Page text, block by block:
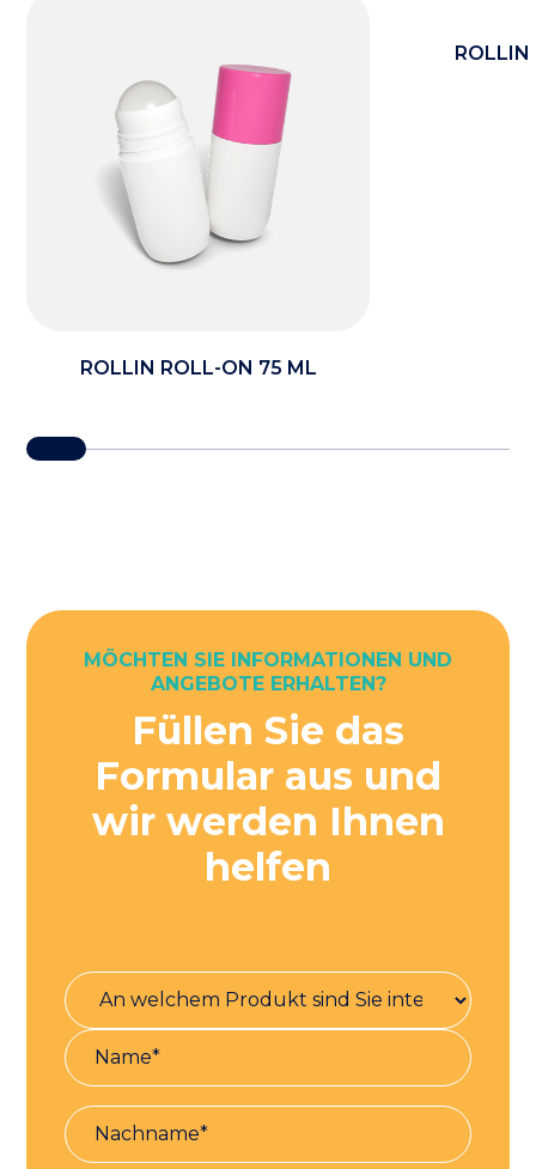
ROLLIN ROLL-ON 75 ML
MÖCHTEN SIE INFORMATIONEN UND
ANGEBOTE ERHALTEN?
Füllen Sie das
Formular aus und
wir werden Ihnen
helfen